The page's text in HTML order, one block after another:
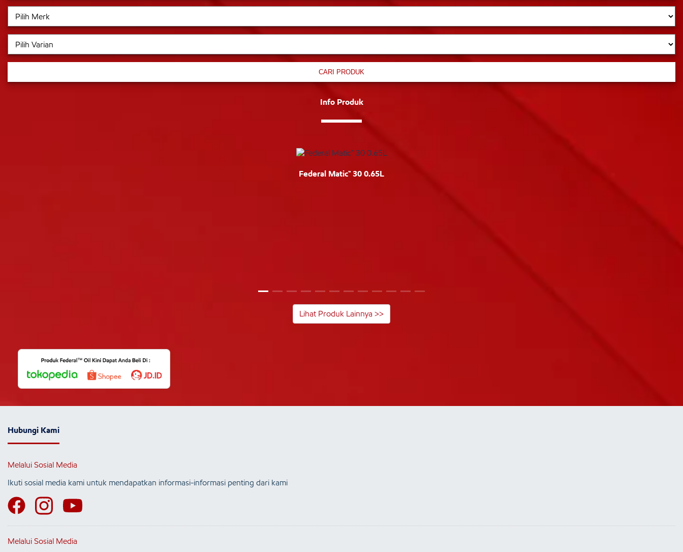
CARI PRODUK
Info Produk
Federal Matic™ 30 0.65L
Lihat Produk Lainnya >>
Hubungi Kami
Melalui Sosial Media
Ikuti sosial media kami untuk mendapatkan informasi-informasi penting dari kami
Melalui Sosial Media